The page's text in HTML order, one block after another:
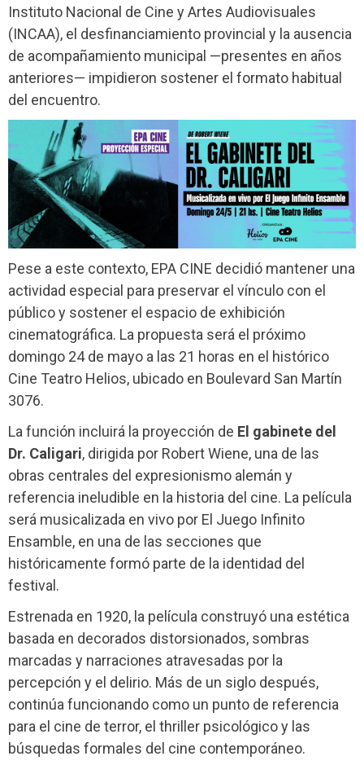
Instituto Nacional de Cine y Artes Audiovisuales
(INCAA), el desfinanciamiento provincial y la ausencia
de acompañamiento municipal —presentes en años
anteriores— impidieron sostener el formato habitual
del encuentro.
Pese a este contexto, EPA CINE decidió mantener una
actividad especial para preservar el vínculo con el
público y sostener el espacio de exhibición
cinematográfica. La propuesta será el próximo
domingo 24 de mayo a las 21 horas en el histórico
Cine Teatro Helios, ubicado en Boulevard San Martín
3076.
La función incluirá la proyección de El gabinete del
Dr. Caligari, dirigida por Robert Wiene, una de las
obras centrales del expresionismo alemán y
referencia ineludible en la historia del cine. La película
será musicalizada en vivo por El Juego Infinito
Ensamble, en una de las secciones que
históricamente formó parte de la identidad del
festival.
Estrenada en 1920, la película construyó una estética
basada en decorados distorsionados, sombras
marcadas y narraciones atravesadas por la
percepción y el delirio. Más de un siglo después,
continúa funcionando como un punto de referencia
para el cine de terror, el thriller psicológico y las
búsquedas formales del cine contemporáneo.